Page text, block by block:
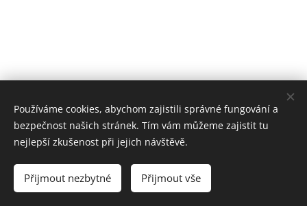
© 2026 ZD "Křižanovsko" | Všechna práva vyhrazena
Cookies
Používáme cookies, abychom zajistili správné fungování a
bezpečnost našich stránek. Tím vám můžeme zajistit tu
nejlepší zkušenost při jejich návštěvě.
Přijmout nezbytné Přijmout vše